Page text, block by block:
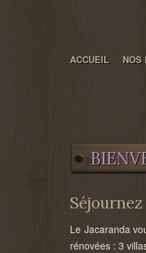
ACCUEIL NOS
Le Jacaranda
rénovées : 3